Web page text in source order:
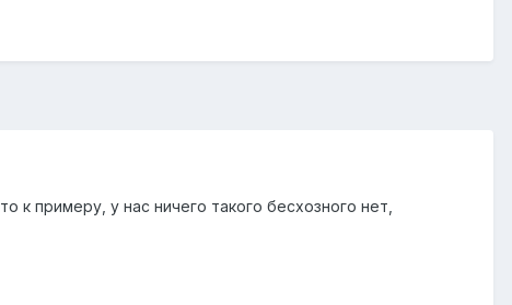
к примеру, у нас ничего такого бесхозного нет,